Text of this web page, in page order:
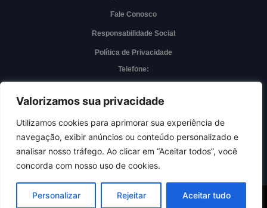
Valorizamos sua privacidade
Utilizamos cookies para aprimorar sua experiência de
navegação, exibir anúncios ou conteúdo personalizado e
analisar nosso tráfego. Ao clicar em “Aceitar todos”, você
concorda com nosso uso de cookies.
Personalizar Rejeitar Aceitar tudo
Fale Conosco
Responsabilidade Social
Política de Privacidade
Telefone:
Whatsapp
Acesso interno
Desenvolvido por